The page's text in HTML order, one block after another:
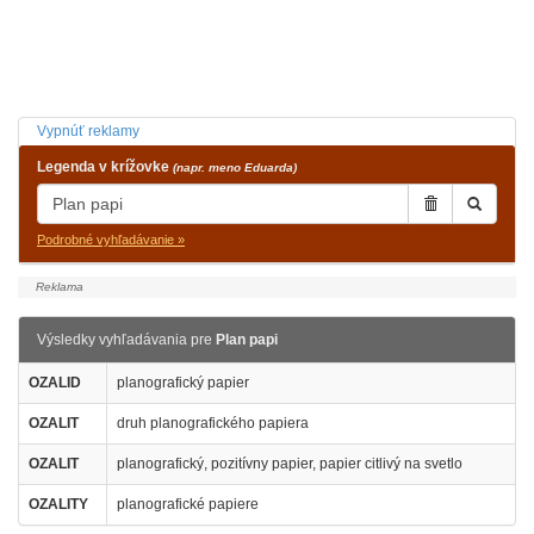
Vypnúť reklamy
Legenda v krížovke (napr. meno Eduarda)
Podrobné vyhľadávanie »
Výsledky vyhľadávania pre Plan papi
OZALID planografický papier
OZALIT druh planografického papiera
OZALIT planografický, pozitívny papier, papier citlivý na svetlo
OZALITY planografické papiere